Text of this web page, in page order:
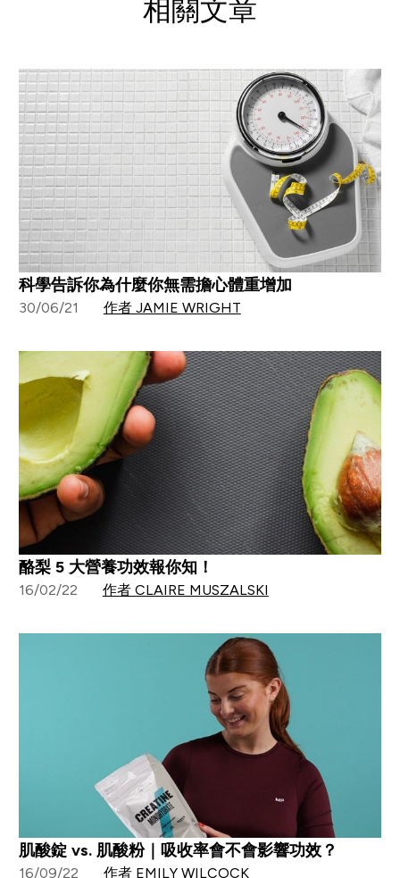
相關文章
科學告訴你為什麼你無需擔心體重增加
30/06/21 作者 JAMIE WRIGHT
酪梨 5 大營養功效報你知！
16/02/22 作者 CLAIRE MUSZALSKI
肌酸錠 vs. 肌酸粉｜吸收率會不會影響功效？
16/09/22 作者 EMILY WILCOCK